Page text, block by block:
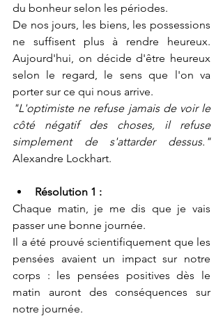
du bonheur selon les périodes.
De nos jours, les biens, les possessions
ne suffisent plus à rendre heureux.
Aujourd'hui, on décide d'être heureux
selon le regard, le sens que l'on va
porter sur ce qui nous arrive.
"L'optimiste ne refuse jamais de voir le
côté négatif des choses, il refuse
simplement de s'attarder dessus."
Alexandre Lockhart.
Résolution 1 :
Chaque matin, je me dis que je vais
passer une bonne journée.
Il a été prouvé scientifiquement que les
pensées avaient un impact sur notre
corps : les pensées positives dès le
matin auront des conséquences sur
notre journée.